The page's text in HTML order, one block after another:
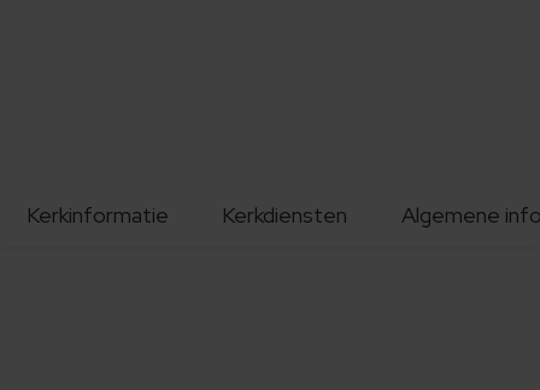
Kerkinformatie Kerkdiensten Algemene